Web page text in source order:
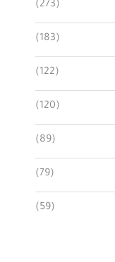
(273)
(183)
(122)
(120)
(89)
(79)
(59)